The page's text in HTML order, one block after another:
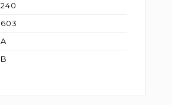
240
603
A
B